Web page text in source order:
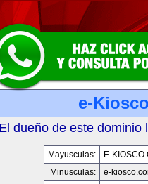
e-
El dueño de este dominio
Mayusculas:
E-
Minusculas:
e-